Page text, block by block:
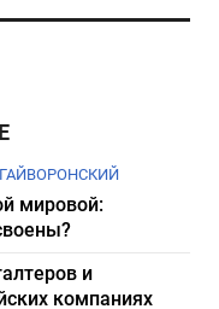
мировой:
и
компаниях